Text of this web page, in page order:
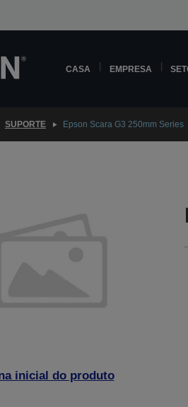
CASA EMPRESA
SUPORTE Epson Scara G3 250mm Series
inicial do produto